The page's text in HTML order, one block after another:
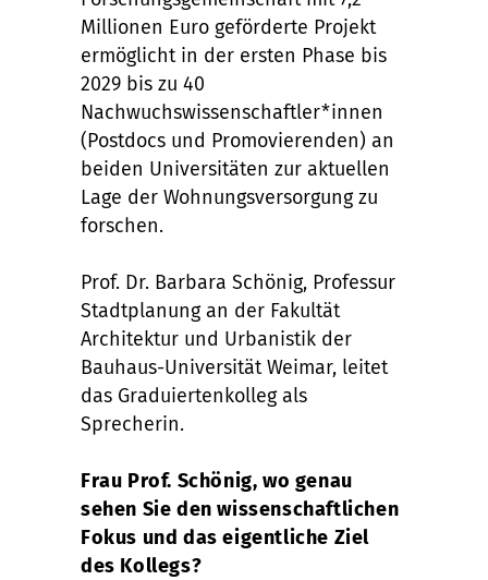
Millionen Euro geförderte Projekt
ermöglicht in der ersten Phase bis
2029 bis zu 40
Nachwuchswissenschaftler*innen
(Postdocs und Promovierenden) an
beiden Universitäten zur aktuellen
Lage der Wohnungsversorgung zu
forschen.
Prof. Dr. Barbara Schönig, Professur
Stadtplanung an der Fakultät
Architektur und Urbanistik der
Bauhaus-Universität Weimar, leitet
das Graduiertenkolleg als
Sprecherin.
Frau Prof. Schönig, wo genau
sehen Sie den wissenschaftlichen
Fokus und das eigentliche Ziel
des Kollegs?